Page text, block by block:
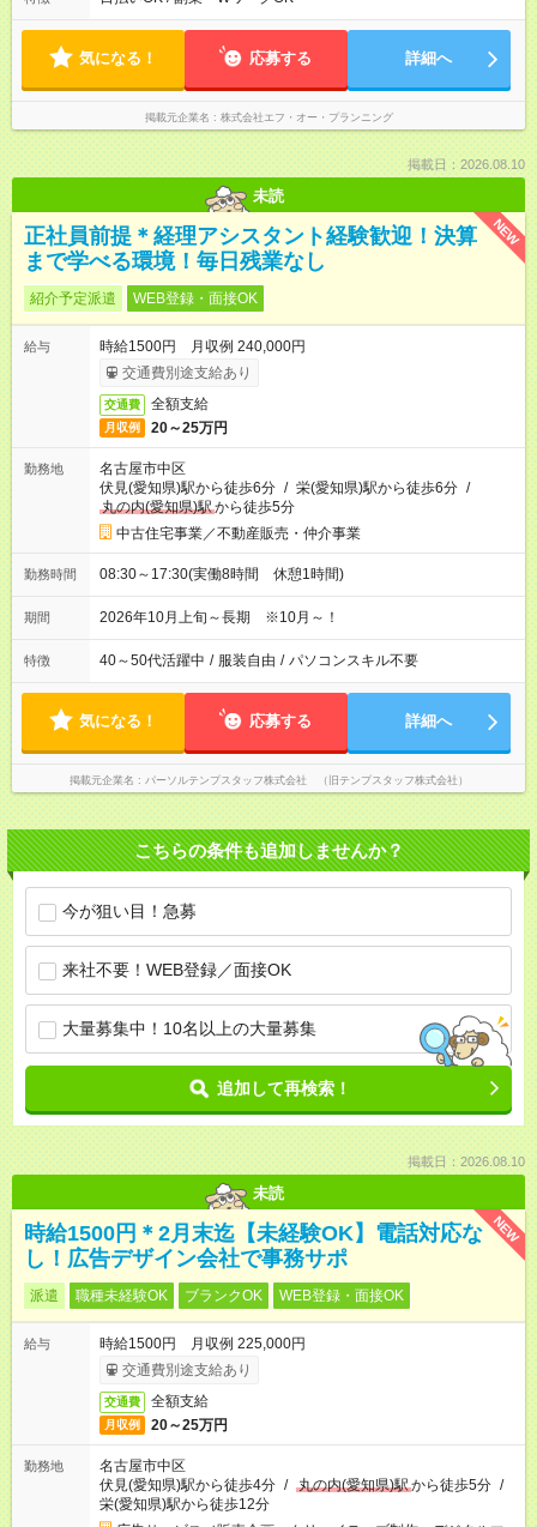
休2日制）となりますが、 平日休みの曜日はほぼ希望通りに取得
可能です◎
気になる！ 応募する 詳細へ
掲載元企業名 株式会社エフ・オー・プランニング
掲載日：2026.08.10
未読
NEW
正社員前提＊経理アシスタント経験歓迎！決算
まで学べる環境！毎日残業なし
紹介予定派遣 WEB登録・面接OK
給与
時給1500円 月収例 240,000円
交通費別途支給あり
交通費 全額支給
月収例 20～25万円
勤務地
名古屋市中区
伏見(愛知県)駅から徒歩6分 / 栄(愛知県)駅から徒歩6分 /
丸の内(愛知県)駅から徒歩5分
中古住宅事業／不動産販売・仲介事業
勤務時間 08:30～17:30(実働8時間 休憩1時間)
期間 2026年10月上旬～長期 ※10月～！
特徴 40～50代活躍中 / 服装自由 / パソコンスキル不要
気になる！ 応募する 詳細へ
掲載元企業名 パーソルテンプスタッフ株式会社 （旧テンプスタッフ株式会社）
こちらの条件も追加しませんか？
今が狙い目！急募
来社不要！WEB登録／面接OK
大量募集中！10名以上の大量募集
追加して再検索！
掲載日：2026.08.10
未読
NEW
時給1500円＊2月末迄【未経験OK】電話対応な
し！広告デザイン会社で事務サポ
派遣 職種未経験OK ブランクOK WEB登録・面接OK
給与
時給1500円 月収例 225,000円
交通費別途支給あり
交通費 全額支給
月収例 20～25万円
勤務地
名古屋市中区
伏見(愛知県)駅から徒歩4分 / 丸の内(愛知県)駅から徒歩5分 /
栄(愛知県)駅から徒歩12分